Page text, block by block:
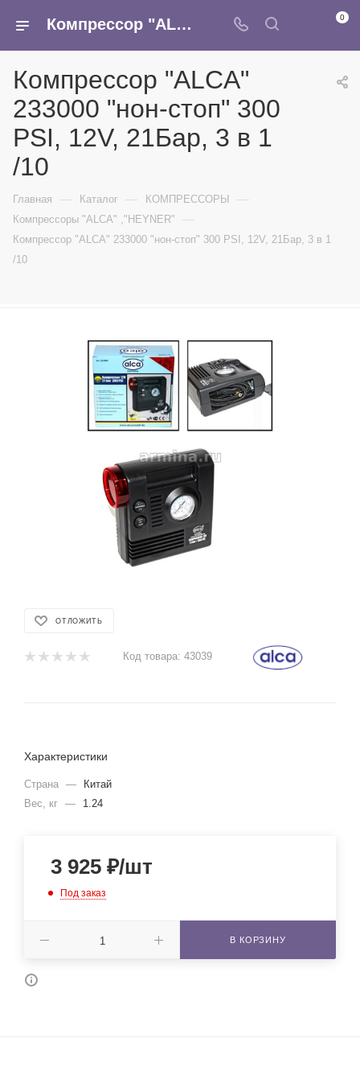
Компрессор "ALCA" 233000 "нон-стоп" 300 PSI, 12V, 21Бар, 3 в 1 /10 - купить в интернет-магазине Армина 0
Компрессор "ALCA"
233000 "нон-стоп" 300
PSI, 12V, 21Бар, 3 в 1
/10
Главная — Каталог — КОМПРЕССОРЫ —
Компрессоры "ALCA" ,"HEYNER" —
Компрессор "ALCA" 233000 "нон-стоп" 300 PSI, 12V, 21Бар, 3 в 1
/10
ОТЛОЖИТЬ
Код товара: 43039
Характеристики
Страна —
Китай
Вес, кг — 1.24
3 925 ₽/шт
Под заказ
В КОРЗИНУ